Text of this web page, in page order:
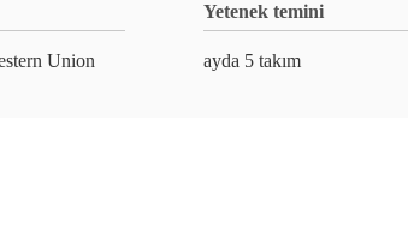
Union
Yetenek temini
ayda 5 takım